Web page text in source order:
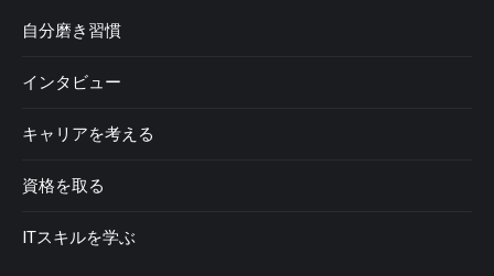
自分磨き習慣
インタビュー
キャリアを考える
資格を取る
ITスキルを学ぶ